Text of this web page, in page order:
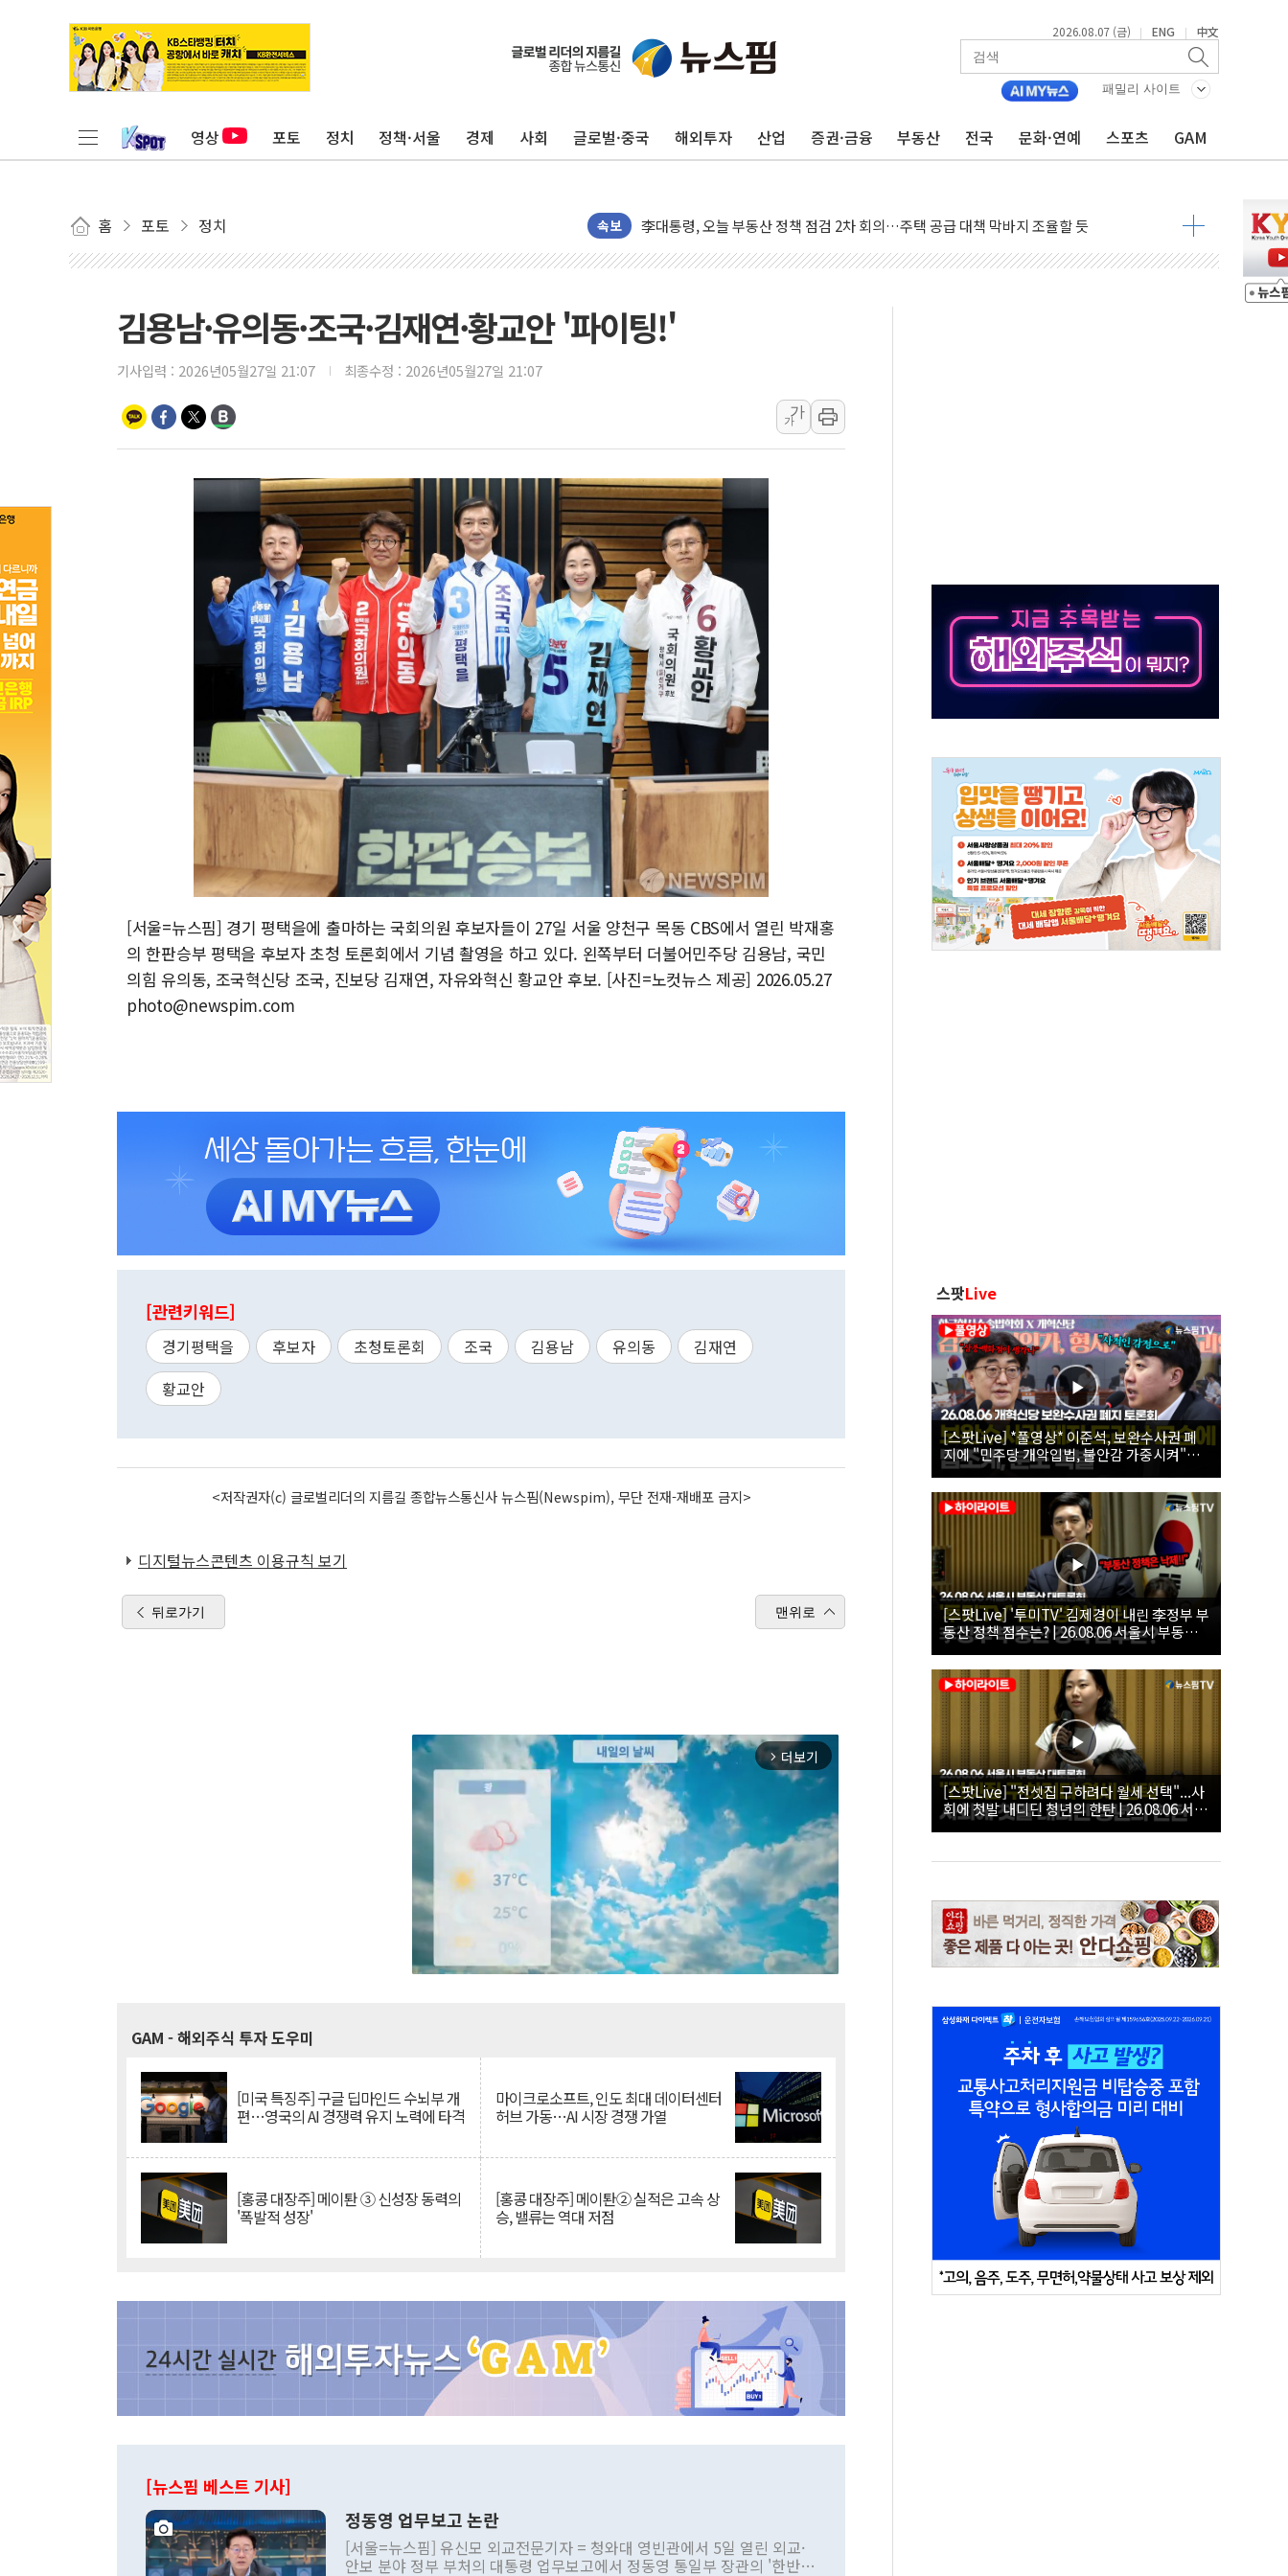
2026.08.07 (금) | ENG | 中文
패밀리 사이트
영상 포토 정치 정책·서울 경제 사회 글로벌·중국 해외투자 산업 증권·금융 부동산 전국 문화·연예 스포츠 GAM
홈 포토 정치 속보
이란, 오만과 호르무즈 해협 재개방 합의 막바지.."美와 직접 협상 없어"
[민주 당권주자 일정] 송영길·정청래·김민석 후보 - 8월 7일
[오늘의 정치일정] 8월 7일(금)
[오늘의 국회일정] 상임위·세미나·기자회견·주요 정당 - 8월 7일
유럽증시, 견조한 실적 소화하며 대부분 상승… "2분기 기업 순이익 21% 증가" 전망
리투아니아 국방 "러, 우크라 드론으로 나토 회원국 공격 검토… 거짓 깃발 작전"
뉴욕증시 개장 전 특징주...모더나·아이온큐·도어대시↑ VS 샌디스크·피그마·앱러빈↓
김정관 장관 "영업이익 N% 성과급 반대…상법·자본시장법 개정 논의"
뉴욕증시 프리뷰, 미 주가선물 AI주 차익실현 속 혼조세...웨스턴디지털·샌디스크↓
청와대, 북한 단거리 탄도미사일 발사에 긴급 안보 점검회의
금값 7주 만에 최고…美 고용 둔화·호르무즈 재개방 기대에 강세
[인도증시] 중동 긴장 완화에 실적 호조까지, 상승...호실적 보고 기업 상승세 뚜렷
러, 1인칭시점 드론으로 우크라 민간인 '사파리' 공격… 시민들 공포감 극대화 전략
[베트남 증시] 지수 하락 속 'DGC' 임시 주총 기대감에 홀로 상한가…마진 잔액은 사상 최고
'월가의 황제' 다이먼 "금융시장 레버리지 위험수위…숨은 차입이 더 큰 변수"
양주 섬유염색공장서 화재 1명 중상…대응 1단계 진압 중
김정관 산업부 장관 "주 52시간 손봐야, 경쟁상대 中과 비교해야"
김용남·유의동·조국·김재연·황교안 '파이팅!'
기사입력 : 2026년05월27일 21:07 최종수정 : 2026년05월27일 21:07
가
가
[서울=뉴스핌] 경기 평택을에 출마하는 국회의원 후보자들이 27일 서울 양천구 목동 CBS에서 열린 박재홍
의 한판승부 평택을 후보자 초청 토론회에서 기념 촬영을 하고 있다. 왼쪽부터 더불어민주당 김용남, 국민
의힘 유의동, 조국혁신당 조국, 진보당 김재연, 자유와혁신 황교안 후보. [사진=노컷뉴스 제공] 2026.05.27
photo@newspim.com
[관련키워드]
경기평택을 후보자 초청토론회 조국 김용남 유의동
김재연
황교안
<저작권자(c) 글로벌리더의 지름길 종합뉴스통신사 뉴스핌(Newspim), 무단 전재-재배포 금지>
디지털뉴스콘텐츠 이용규칙 보기
뒤로가기 맨위로
arrow_forward_ios 더보기
GAM - 해외주식 투자 도우미
[미국 특징주] 구글 딥마인드 수뇌부 개
편…영국의 AI 경쟁력 유지 노력에 타격
마이크로소프트, 인도 최대 데이터센터
허브 가동…AI 시장 경쟁 가열
[홍콩 대장주] 메이퇀 ③ 신성장 동력의
'폭발적 성장'
[홍콩 대장주] 메이퇀② 실적은 고속 상
승, 밸류는 역대 저점
[뉴스핌 베스트 기사]
정동영 업무보고 논란
[서울=뉴스핌] 유신모 외교전문기자 = 청와대 영빈관에서 5일 열린 외교·
안보 분야 정부 부처의 대통령 업무보고에서 정동영 통일부 장관의 '한반도
스팟Live
[스팟Live] *풀영상* 이준석, 보완수사권 폐
지에 "민주당 개악입법, 불안감 가중시켜"｜
26.08.06 개혁신당 보완수사권 폐지 토론회
[스팟Live] '투미TV' 김제경이 내린 李정부 부
동산 정책 점수는? | 26.08.06 서울시 부동산
대토론회
[스팟Live] "전셋집 구하려다 월세 선택"...사
회에 첫발 내디딘 청년의 한탄 | 26.08.06 서울
시 부동산 대토론회